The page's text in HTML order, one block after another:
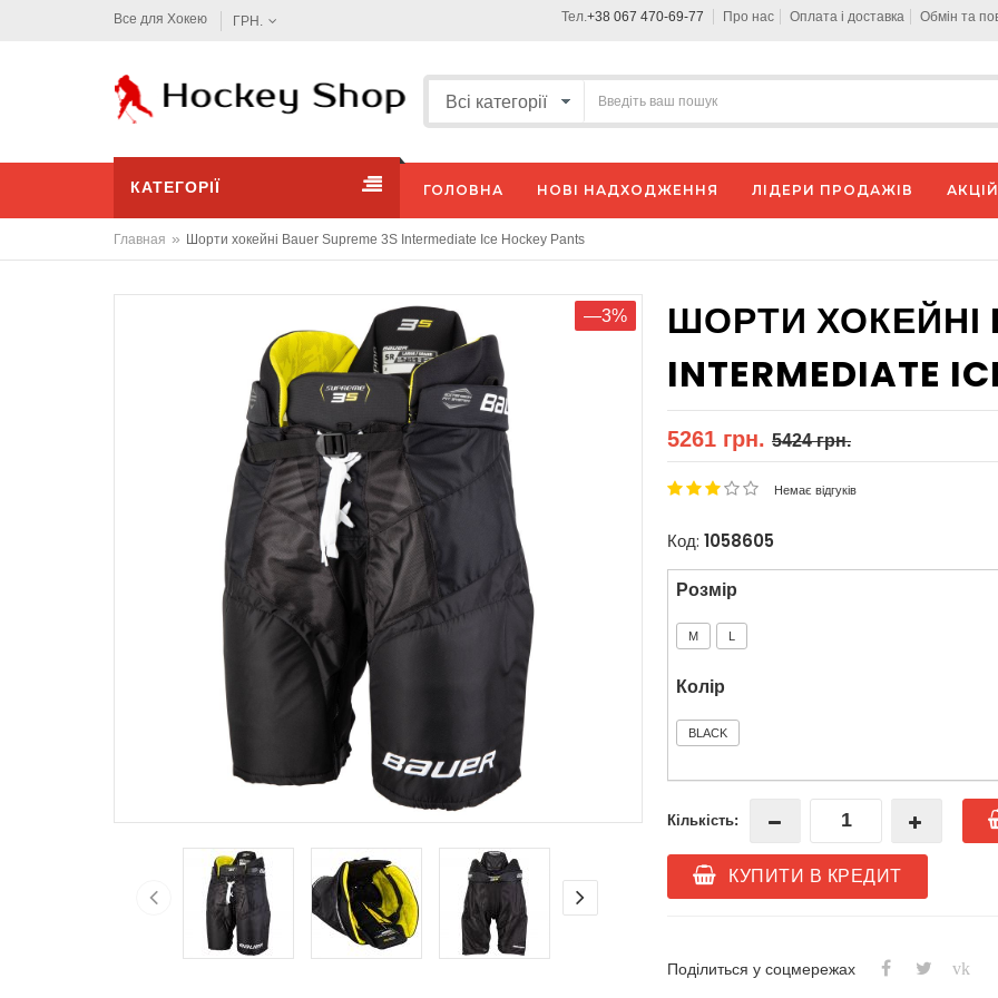
Все для Хокею ГРН. Тел.+38 067 470-69-77 Про нас Оплата і доставка Обмін та
КАТЕГОРІЇ ГОЛОВНА НОВІ НАДХОДЖЕННЯ ЛІДЕРИ ПРОДАЖІВ
Главная » Шорти хокейні Bauer Supreme 3S Intermediate Ice Hockey Pants
—3%
ШОРТИ ХОКЕЙНІ
INTERMEDIATE
5261 грн. 5424 грн.
Немає відгуків
Код: 1058605
Розмір
M L
Колір
BLACK
Кількість:
КУПИТИ В КРЕДИТ
Поділиться у соцмережах vk